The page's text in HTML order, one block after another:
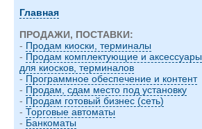
Главная
ПРОДАЖИ, ПОСТАВКИ:
- Продам киоски, терминалы
- Продам комплектующие и аксессуары
для киосков, терминалов
- Программное обеспечение и контент
- Продам, сдам место под установку
- Продам готовый бизнес (сеть)
- Торговые автоматы
- Банкоматы